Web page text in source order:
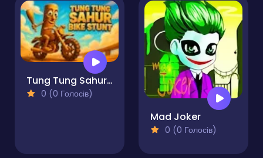
Tung Tung Sahur Bike Stunt
0 (0 Голосів)
Mad Joker
0 (0 Голосів)